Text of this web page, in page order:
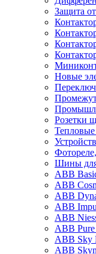
Защита
Новые
Розетки
Шины
ABB
ABB
ABB
ABB
ABB
ABB
ABB Sky
ABB